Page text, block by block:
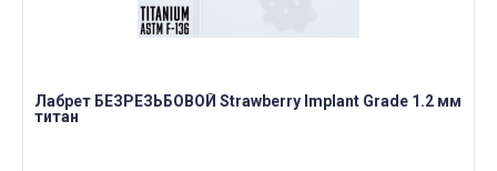
Лабрет БЕЗРЕЗЬБОВОЙ Strawberry Implant Grade 1.2 мм
титан